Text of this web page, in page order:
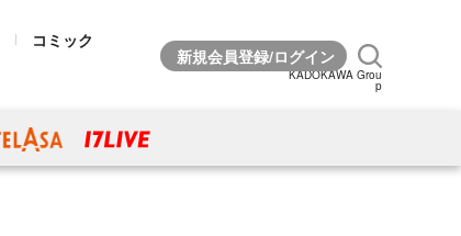
コミック
KADOKAWA Grou
p